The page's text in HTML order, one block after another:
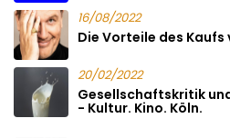
16/08/2022
Die Vorteile des
20/02/2022
Gesellschaftskritik
- Kultur. Kino. Köln.